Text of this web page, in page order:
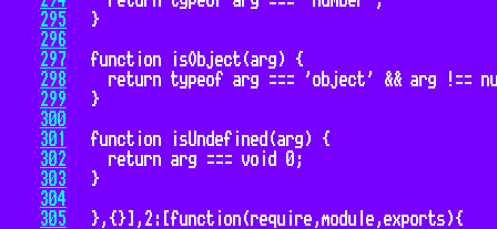
295
296
297
298
299
300
301
302
303
304
305